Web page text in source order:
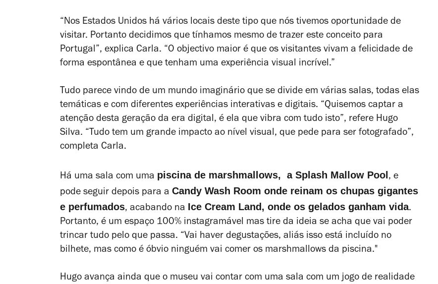
“Nos Estados Unidos há vários locais deste tipo que nós tivemos oportunidade de
visitar. Portanto decidimos que tínhamos mesmo de trazer este conceito para
Portugal”, explica Carla. “O objectivo maior é que os visitantes vivam a felicidade de
forma espontânea e que tenham uma experiência visual incrível.”
Tudo parece vindo de um mundo imaginário que se divide em várias salas, todas elas
temáticas e com diferentes experiências interativas e digitais. “Quisemos captar a
atenção desta geração da era digital, é ela que vibra com tudo isto”, refere Hugo
Silva. “Tudo tem um grande impacto ao nível visual, que pede para ser fotografado”,
completa Carla.
Há uma sala com uma piscina de marshmallows, a Splash Mallow Pool , e
pode seguir depois para a Candy Wash Room onde reinam os chupas gigantes
e perfumados, acabando na Ice Cream Land, onde os gelados ganham vida.
Portanto, é um espaço 100% instagramável mas tire da ideia se acha que vai poder
trincar tudo pelo que passa. “Vai haver degustações, aliás isso está incluído no
bilhete, mas como é óbvio ninguém vai comer os marshmallows da piscina."
Hugo avança ainda que o museu vai contar com uma sala com um jogo de realidade